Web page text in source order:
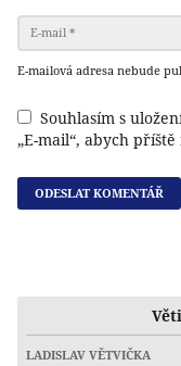
E-mailová adresa nebude
Souhlasím s
„E-mail“, abych
LADISLAV VĚTVIČKA